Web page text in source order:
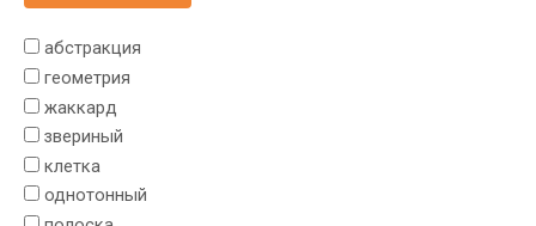
абстракция
геометрия
жаккард
звериный
клетка
однотонный